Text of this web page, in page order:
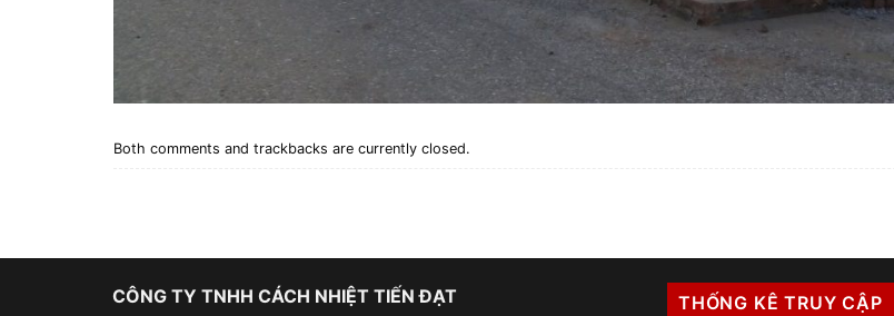
Both comments and trackbacks are currently closed.
CÔNG TY TNHH CÁCH NHIỆT TIẾN ĐẠT THỐNG KÊ TRUY CẬP